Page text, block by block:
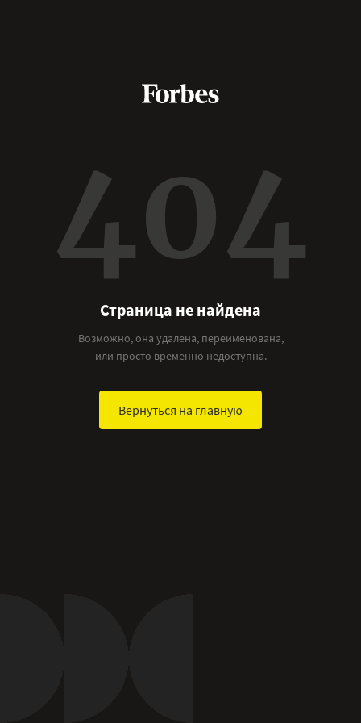
404
Страница не найдена
Возможно, она удалена, переименована,
или просто временно недоступна.
Вернуться на главную